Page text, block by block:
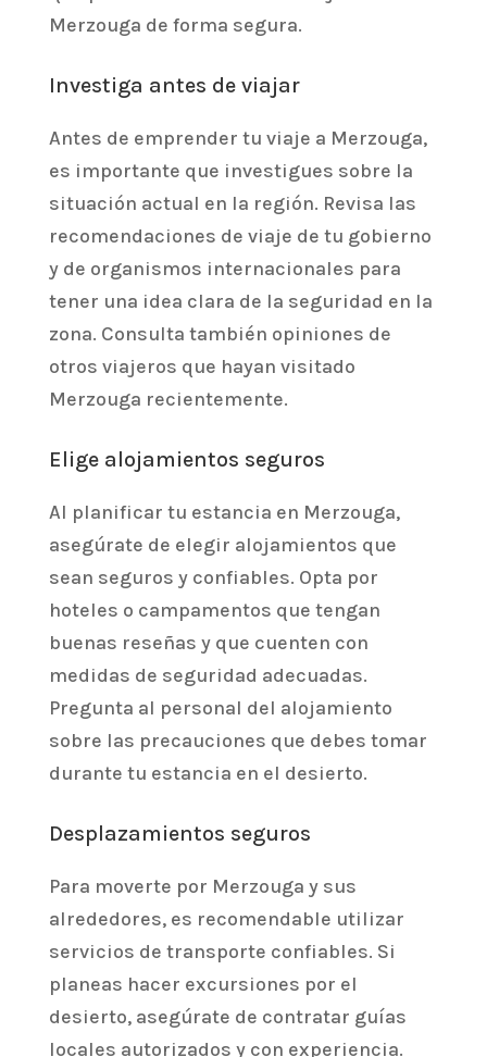
Merzouga de forma segura.
Investiga antes de viajar
Antes de emprender tu viaje a Merzouga,
es importante que investigues sobre la
situación actual en la región. Revisa las
recomendaciones de viaje de tu gobierno
y de organismos internacionales para
tener una idea clara de la seguridad en la
zona. Consulta también opiniones de
otros viajeros que hayan visitado
Merzouga recientemente.
Elige alojamientos seguros
Al planificar tu estancia en Merzouga,
asegúrate de elegir alojamientos que
sean seguros y confiables. Opta por
hoteles o campamentos que tengan
buenas reseñas y que cuenten con
medidas de seguridad adecuadas.
Pregunta al personal del alojamiento
sobre las precauciones que debes tomar
durante tu estancia en el desierto.
Desplazamientos seguros
Para moverte por Merzouga y sus
alrededores, es recomendable utilizar
servicios de transporte confiables. Si
planeas hacer excursiones por el
desierto, asegúrate de contratar guías
locales autorizados y con experiencia.